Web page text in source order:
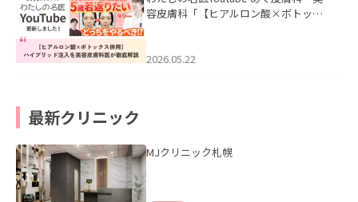
容皮膚科「【ヒアルロン酸×ボトック
た。
2026.05.22
最新クリニック
MJクリニック札幌